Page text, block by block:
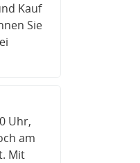
Kauf
Sie
Uhr,
am
Mit